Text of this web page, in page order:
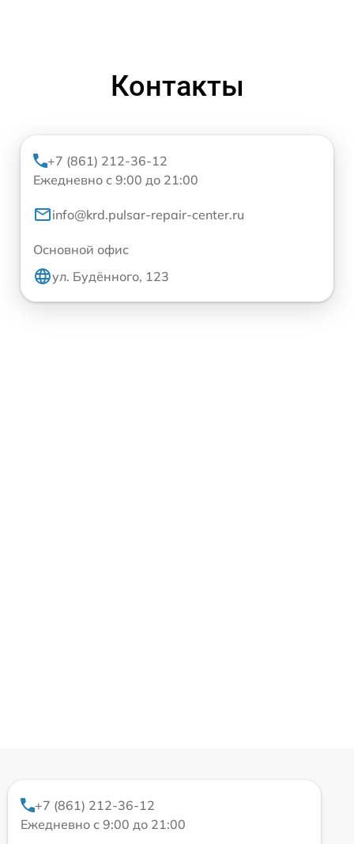
Контакты
+7 (861) 212-36-12
Ежедневно с 9:00 до 21:00
info@krd.pulsar-repair-center.ru
Основной офис
ул. Будённого, 123
+7 (861) 212-36-12
Ежедневно с 9:00 до 21:00